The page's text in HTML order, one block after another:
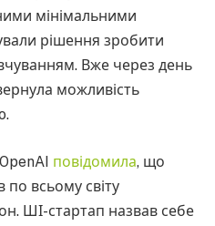
мінімальними
рішення зробити
Вже через день
можливість
повідомила, що
по всьому світу
ШІ-стартап назвав себе